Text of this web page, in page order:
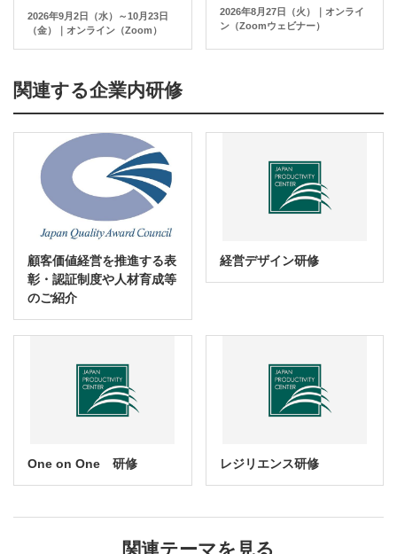
2026年9月2日（水）～10月23日
（金）｜オンライン（Zoom）
2026年8月27日（火）｜オンライ
ン（Zoomウェビナー）
関連する企業内研修
顧客価値経営を推進する表
彰・認証制度や人材育成等
のご紹介
経営デザイン研修
One on One 研修 レジリエンス研修
関連テーマを見る